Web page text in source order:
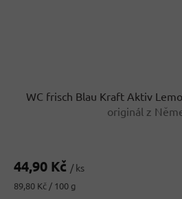
WC frisch Blau Kraft Aktiv
originál z
44,90 Kč / ks
Měrná
89,80 Kč / 100 g